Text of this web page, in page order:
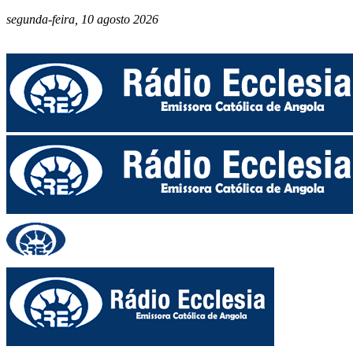
segunda-feira, 10 agosto 2026